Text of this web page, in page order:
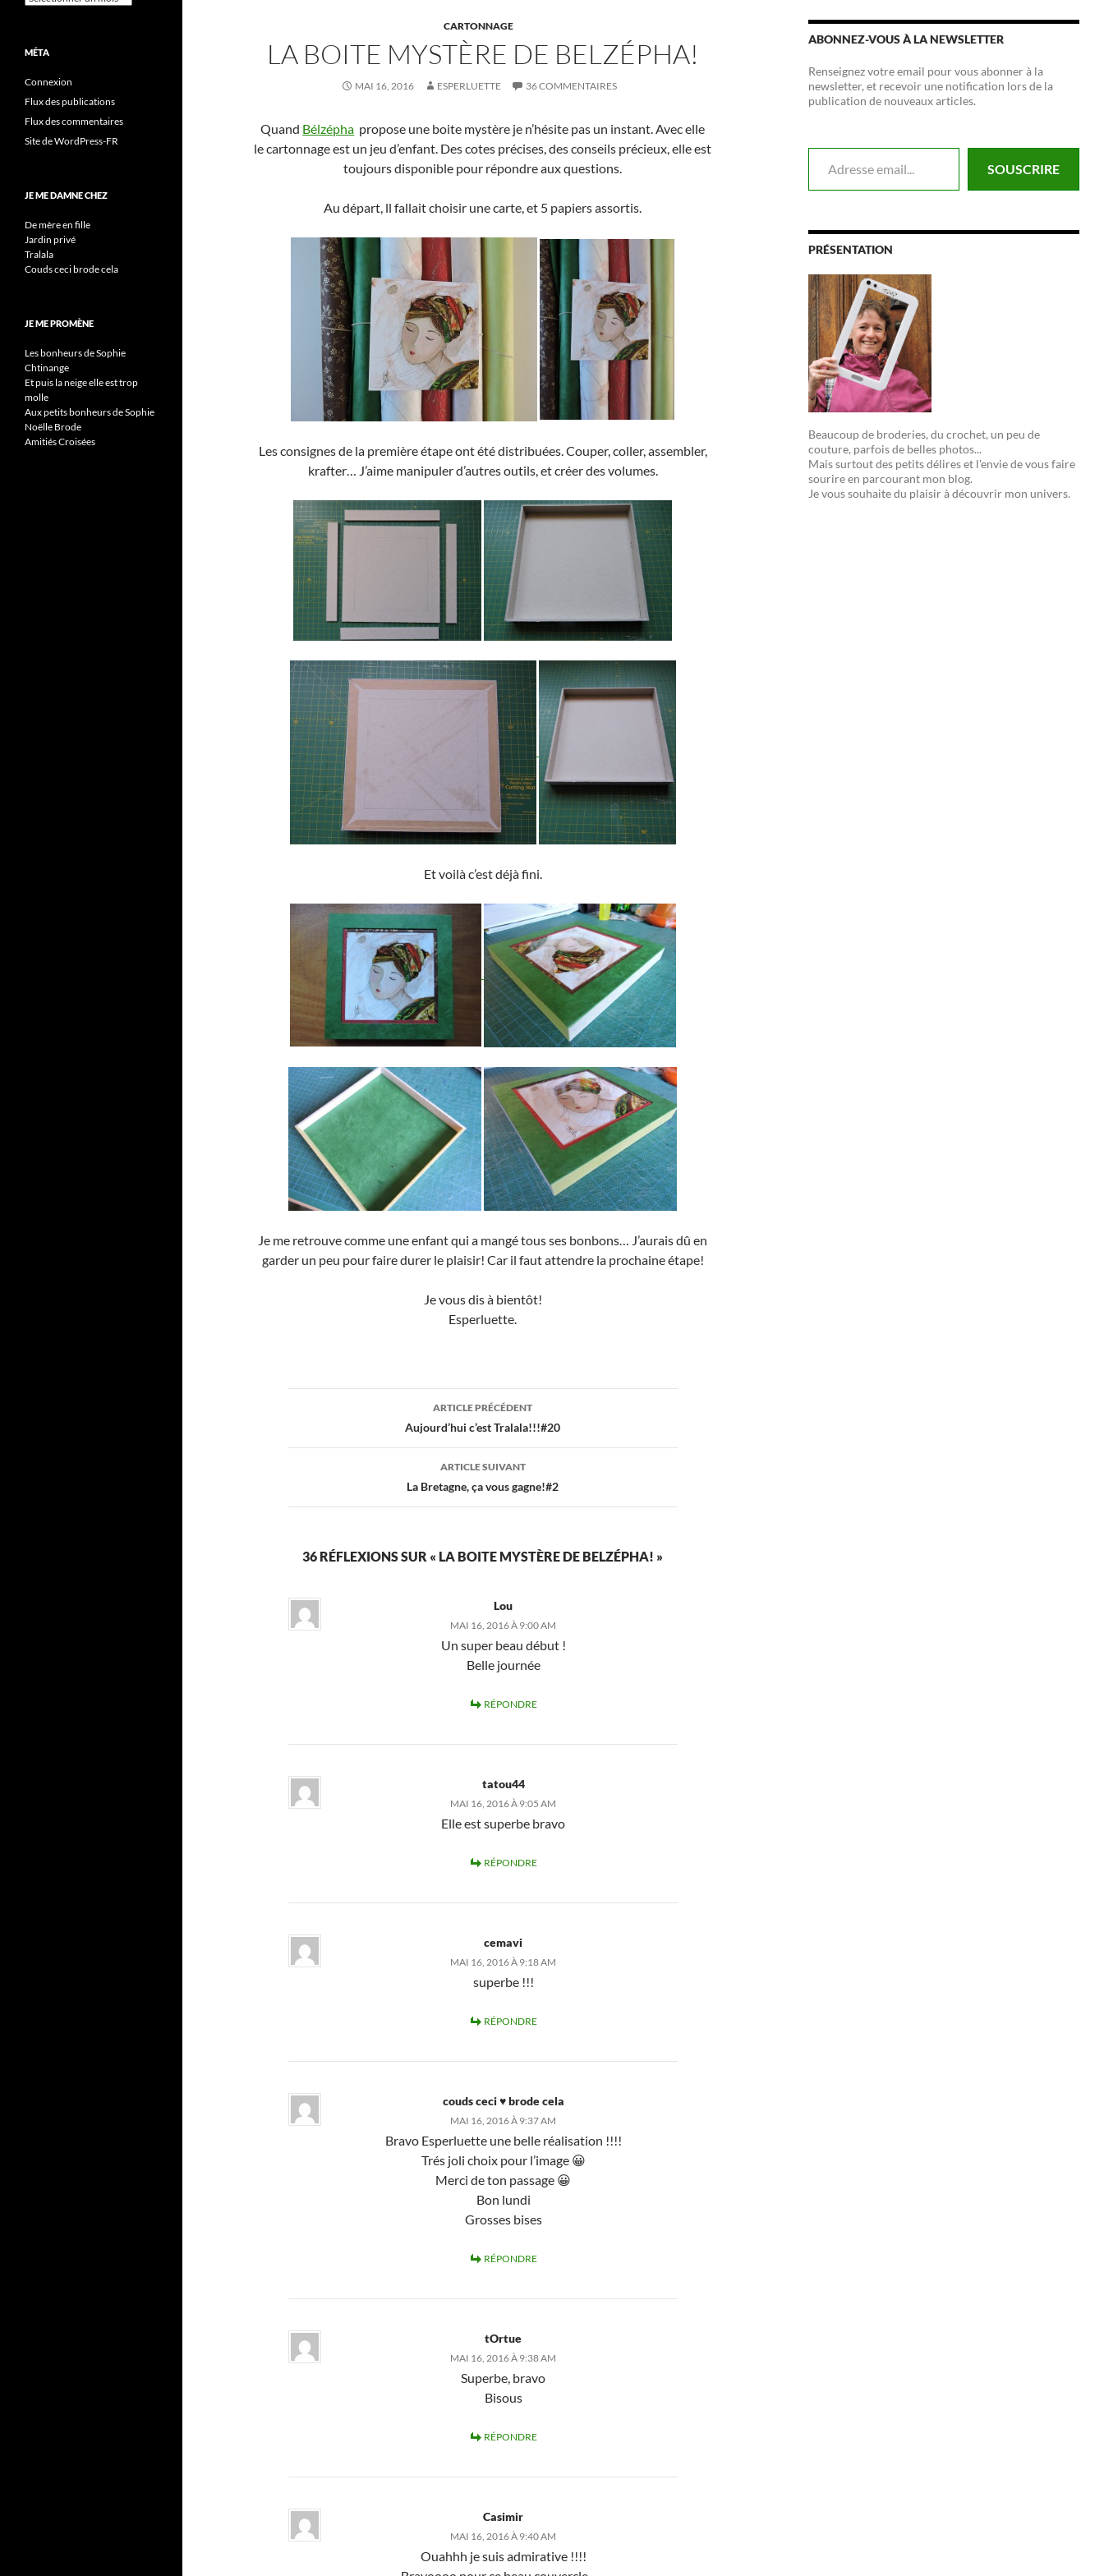
CARTONNAGE
LA BOITE MYSTÈRE DE BELZÉPHA!
MAI 16, 2016 ESPERLUETTE 36 COMMENTAIRES
Quand Bélzépha propose une boite mystère je n’hésite pas un instant. Avec elle
le cartonnage est un jeu d’enfant. Des cotes précises, des conseils précieux, elle est
toujours disponible pour répondre aux questions.
Au départ, ll fallait choisir une carte, et 5 papiers assortis.
Les consignes de la première étape ont été distribuées. Couper, coller, assembler,
krafter… J’aime manipuler d’autres outils, et créer des volumes.
Et voilà c’est déjà fini.
Je me retrouve comme une enfant qui a mangé tous ses bonbons… J’aurais dû en
garder un peu pour faire durer le plaisir! Car il faut attendre la prochaine étape!
Je vous dis à bientôt!
Esperluette.
ARTICLE PRÉCÉDENT
Aujourd’hui c’est Tralala!!!#20
ARTICLE SUIVANT
La Bretagne, ça vous gagne!#2
36 RÉFLEXIONS SUR « LA BOITE MYSTÈRE DE BELZÉPHA! »
Lou
MAI 16, 2016 À 9:00 AM
Un super beau début !
Belle journée
RÉPONDRE
tatou44
MAI 16, 2016 À 9:05 AM
Elle est superbe bravo
RÉPONDRE
cemavi
MAI 16, 2016 À 9:18 AM
superbe !!!
RÉPONDRE
couds ceci ♥ brode cela
MAI 16, 2016 À 9:37 AM
Bravo Esperluette une belle réalisation !!!!
Trés joli choix pour l’image 😀
Merci de ton passage 😀
Bon lundi
Grosses bises
RÉPONDRE
tOrtue
MAI 16, 2016 À 9:38 AM
Superbe, bravo
Bisous
RÉPONDRE
Casimir
MAI 16, 2016 À 9:40 AM
Ouahhh je suis admirative !!!!
ABONNEZ-VOUS À LA NEWSLETTER
Renseignez votre email pour vous abonner à la
newsletter, et recevoir une notification lors de la
publication de nouveaux articles.
Adresse email...
SOUSCRIRE
PRÉSENTATION
Beaucoup de broderies, du crochet, un peu de
couture, parfois de belles photos...
Mais surtout des petits délires et l'envie de vous faire
sourire en parcourant mon blog.
Je vous souhaite du plaisir à découvrir mon univers.
MÉTA
Connexion
Flux des publications
Flux des commentaires
Site de WordPress-FR
JE ME DAMNE CHEZ
De mère en fille
Jardin privé
Tralala
Couds ceci brode cela
JE ME PROMÈNE
Les bonheurs de Sophie
Chtinange
Et puis la neige elle est trop
molle
Aux petits bonheurs de Sophie
Noëlle Brode
Amitiés Croisées